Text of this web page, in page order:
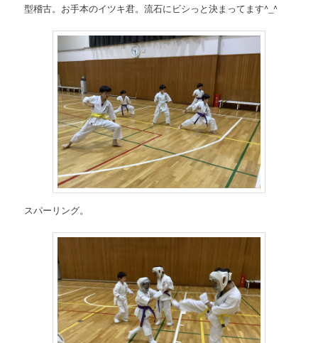
型稽古。お手本のイツキ君。流石にビシっと決まってます^_^
スパーリング。